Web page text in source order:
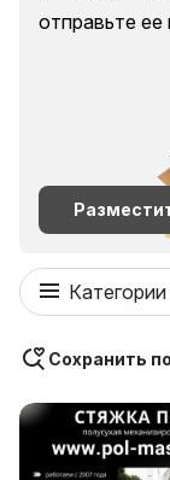
отправьте
Категории
Сохранить